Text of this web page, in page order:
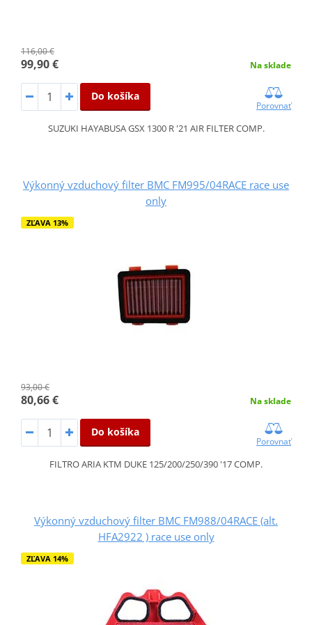
116,00 €
99,90 € Na sklade
Do košíka
Porovnať
SUZUKI HAYABUSA GSX 1300 R '21 AIR FILTER COMP.
Výkonný vzduchový filter BMC FM995/04RACE race use
only
ZĽAVA 13%
93,00 €
80,66 € Na sklade
Do košíka
Porovnať
FILTRO ARIA KTM DUKE 125/200/250/390 '17 COMP.
Výkonný vzduchový filter BMC FM988/04RACE (alt.
HFA2922 ) race use only
ZĽAVA 14%